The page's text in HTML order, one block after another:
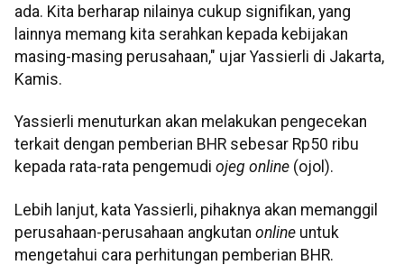
ada. Kita berharap nilainya cukup signifikan, yang
lainnya memang kita serahkan kepada kebijakan
masing-masing perusahaan," ujar Yassierli di Jakarta,
Kamis.
Yassierli menuturkan akan melakukan pengecekan
terkait dengan pemberian BHR sebesar Rp50 ribu
kepada rata-rata pengemudi ojeg online (ojol).
Lebih lanjut, kata Yassierli, pihaknya akan memanggil
perusahaan-perusahaan angkutan online untuk
mengetahui cara perhitungan pemberian BHR.